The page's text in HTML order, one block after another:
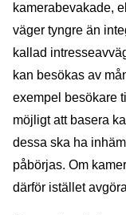
kamerabevakade,
väger tyngre än
kallad
kan besökas av
exempel besökare
möjligt att basera
dessa ska ha
påbörjas. Om
därför istället